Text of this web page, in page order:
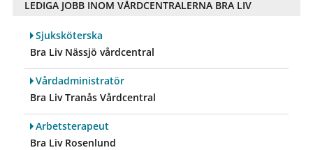
LEDIGA JOBB INOM VÅRDCENTRALERNA BRA LIV
Sjuksköterska
Bra Liv Nässjö vårdcentral
Vårdadministratör
Bra Liv Tranås Vårdcentral
Arbetsterapeut
Bra Liv Rosenlund